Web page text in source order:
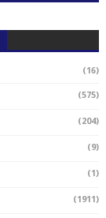
(16)
(575)
(204)
(9)
(1)
(1911)